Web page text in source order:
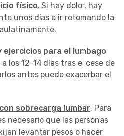
físico. Si hay dolor, hay
unos días e ir retomando la
para el lumbago
los 12-14 días tras el cese de
antes puede exacerbar el
sobrecarga lumbar. Para
necesario que las personas
levantar pesos o hacer